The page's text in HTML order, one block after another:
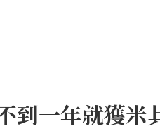
到一年就獲米